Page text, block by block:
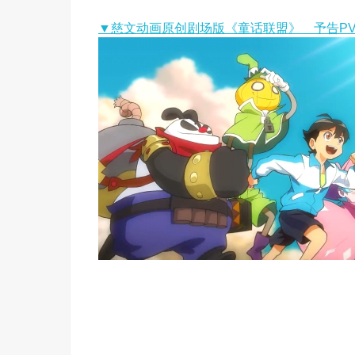
▼慈文动画原创剧场版《童话联盟》 予告